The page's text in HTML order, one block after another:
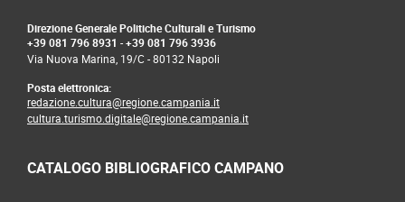
Direzione Generale Politiche Culturali e Turismo
+39 081 796 8931 -+39 081 796 3936
Via Nuova Marina, 19/C - 80132 Napoli
Posta elettronica:
redazione.cultura@regione.campania.it
cultura.turismo.digitale@regione.campania.it
CATALOGO BIBLIOGRAFICO CAMPANO